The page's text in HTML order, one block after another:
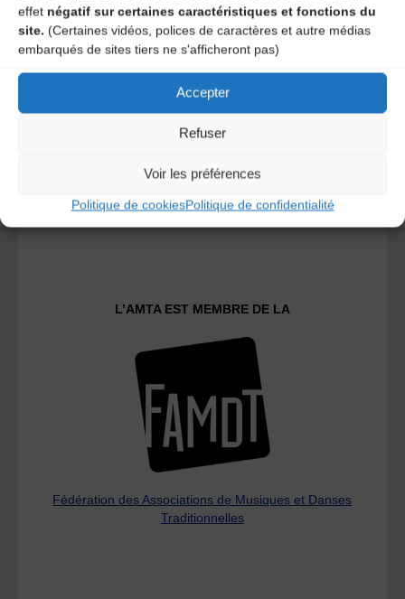
effet négatif sur certaines caractéristiques et fonctions du
site. (Certaines vidéos, polices de caractères et autre médias
embarqués de sites tiers ne s'afficheront pas)
Accepter
Refuser
Voir les préférences
Politique de cookiesPolitique de confidentialité
A DECOUVRIR :
Le distributeur des musiques Trad'
L’AMTA EST MEMBRE DE LA
Fédération des Associations de Musiques et Danses
Traditionnelles